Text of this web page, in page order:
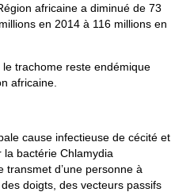
africaine a diminué de 73
en 2014 à 116 millions en
trachome reste endémique
africaine.
cause infectieuse de cécité et
bactérie Chlamydia
transmet d’une personne à
des doigts, des vecteurs passifs